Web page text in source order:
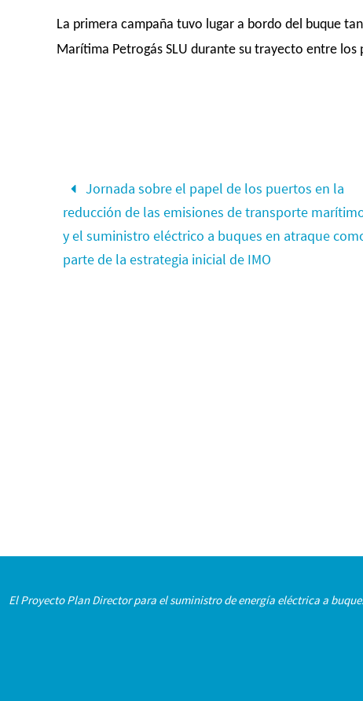
La primera campaña tuvo lugar a bordo del buque
Marítima Petrogás SLU durante su trayecto entre
Jornada sobre el papel de los puertos en la
reducción de las emisiones de transporte
y el suministro eléctrico a buques en atraque
parte de la estrategia inicial de IMO
El Proyecto Plan Director para el suministro de energía eléctrica a